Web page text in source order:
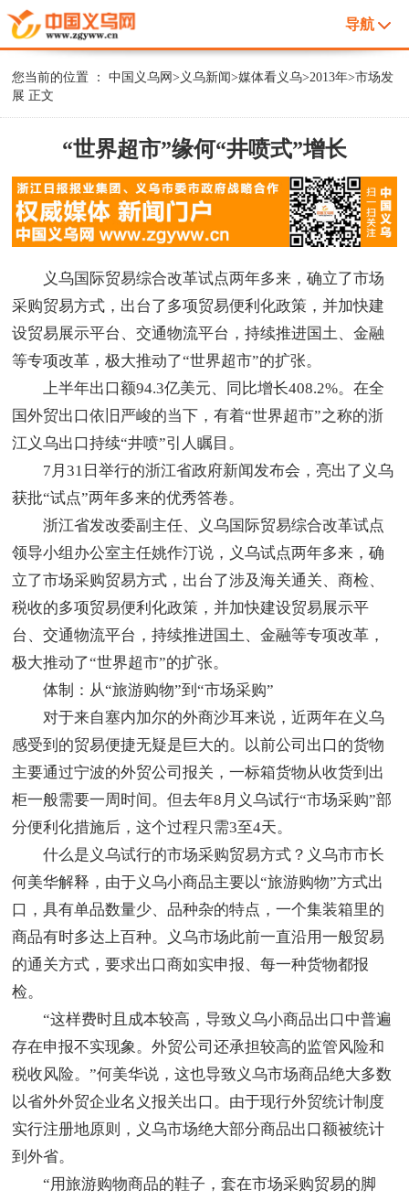
导航
您当前的位置 ：中国义乌网> 义乌新闻>媒体看义乌>2013年>市场发
展 正文
“世界超市”缘何“井喷式”增长
义乌国际贸易综合改革试点两年多来，确立了市场
采购贸易方式，出台了多项贸易便利化政策，并加快建
设贸易展示平台、交通物流平台，持续推进国土、金融
等专项改革，极大推动了“世界超市”的扩张。
上半年出口额94.3亿美元、同比增长408.2%。在全
国外贸出口依旧严峻的当下，有着“世界超市”之称的浙
江义乌出口持续“井喷”引人瞩目。
7月31日举行的浙江省政府新闻发布会，亮出了义乌
获批“试点”两年多来的优秀答卷。
浙江省发改委副主任、义乌国际贸易综合改革试点
领导小组办公室主任姚作汀说，义乌试点两年多来，确
立了市场采购贸易方式，出台了涉及海关通关、商检、
税收的多项贸易便利化政策，并加快建设贸易展示平
台、交通物流平台，持续推进国土、金融等专项改革，
极大推动了“世界超市”的扩张。
体制：从“旅游购物”到“市场采购”
对于来自塞内加尔的外商沙耳来说，近两年在义乌
感受到的贸易便捷无疑是巨大的。以前公司出口的货物
主要通过宁波的外贸公司报关，一标箱货物从收货到出
柜一般需要一周时间。但去年8月义乌试行“市场采购”部
分便利化措施后，这个过程只需3至4天。
什么是义乌试行的市场采购贸易方式？义乌市市长
何美华解释，由于义乌小商品主要以“旅游购物”方式出
口，具有单品数量少、品种杂的特点，一个集装箱里的
商品有时多达上百种。义乌市场此前一直沿用一般贸易
的通关方式，要求出口商如实申报、每一种货物都报
检。
“这样费时且成本较高，导致义乌小商品出口中普遍
存在申报不实现象。外贸公司还承担较高的监管风险和
税收风险。”何美华说，这也导致义乌市场商品绝大多数
以省外外贸企业名义报关出口。由于现行外贸统计制度
实行注册地原则，义乌市场绝大部分商品出口额被统计
到外省。
“用旅游购物商品的鞋子，套在市场采购贸易的脚